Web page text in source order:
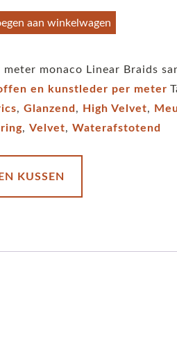
aan winkelwagen
monaco Linear Braids
en kunstleder per meter
,Glanzend , High Velvet,
,Velvet,Waterafstotend
KUSSEN